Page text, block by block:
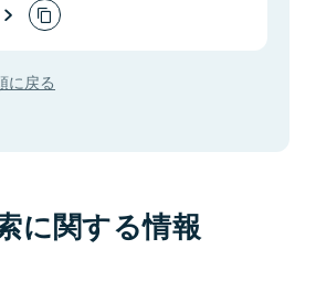
に戻る
に関する情報